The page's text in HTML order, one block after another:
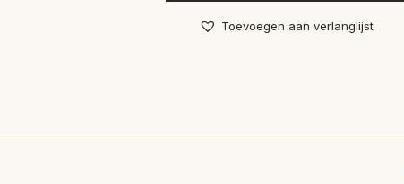
Toevoegen aan verlanglijst